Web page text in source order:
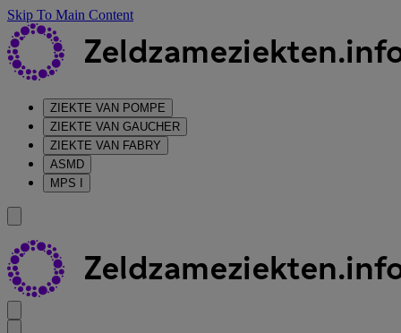
Skip To Main Content
ZIEKTE VAN POMPE
ZIEKTE VAN GAUCHER
ZIEKTE VAN FABRY
ASMD
MPS I